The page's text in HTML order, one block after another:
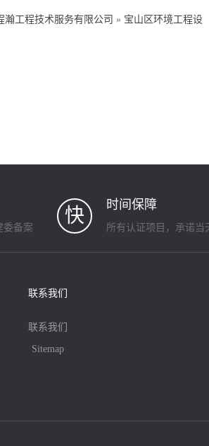
瀚工程技术服务有限公司 » 宝山区环境工程设
委备案
快 时间保障
所有认证项目，承诺当
联系我们
联系我们
Sitemap